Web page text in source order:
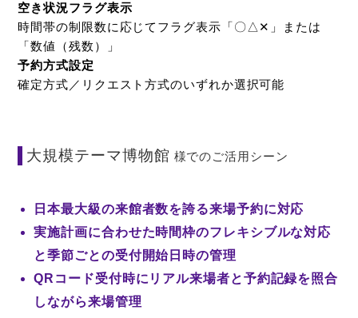
空き状況フラグ表示
時間帯の制限数に応じてフラグ表示「〇△✕」または
「数値（残数）」
予約方式設定
確定方式／リクエスト方式のいずれか選択可能
大規模テーマ博物館 様でのご活用シーン
日本最大級の来館者数を誇る来場予約に対応
実施計画に合わせた時間枠のフレキシブルな対応
と季節ごとの受付開始日時の管理
QRコード受付時にリアル来場者と予約記録を照合
しながら来場管理